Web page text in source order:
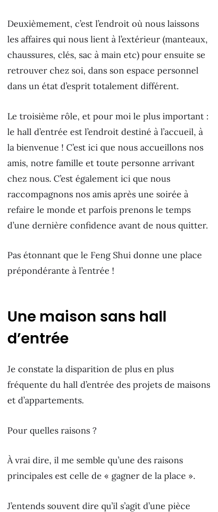
Deuxièmement, c’est l’endroit où nous laissons
les affaires qui nous lient à l’extérieur (manteaux,
chaussures, clés, sac à main etc) pour ensuite se
retrouver chez soi, dans son espace personnel
dans un état d’esprit totalement différent.
Le troisième rôle, et pour moi le plus important :
le hall d’entrée est l’endroit destiné à l’accueil, à
la bienvenue ! C’est ici que nous accueillons nos
amis, notre famille et toute personne arrivant
chez nous. C’est également ici que nous
raccompagnons nos amis après une soirée à
refaire le monde et parfois prenons le temps
d’une dernière confidence avant de nous quitter.
Pas étonnant que le Feng Shui donne une place
prépondérante à l’entrée !
Une maison sans hall
d’entrée
Je constate la disparition de plus en plus
fréquente du hall d’entrée des projets de maisons
et d’appartements.
Pour quelles raisons ?
À vrai dire, il me semble qu’une des raisons
principales est celle de « gagner de la place ».
J’entends souvent dire qu’il s’agit d’une pièce